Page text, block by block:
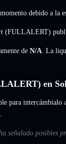
debido a la
(FULLALERT)
de N/A . La
en
para intercámbialo
señalado posibles